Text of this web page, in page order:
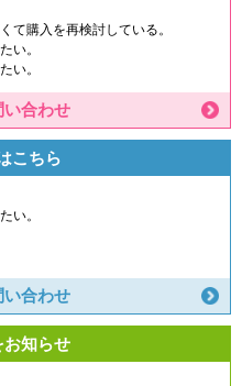
て購入を再検討している。
い。
い。
合わせ
こちら
い。
合わせ
知らせ